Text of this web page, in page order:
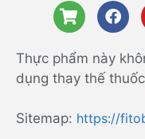
Thực phẩm này
dụng thay thế
Sitemap: https://